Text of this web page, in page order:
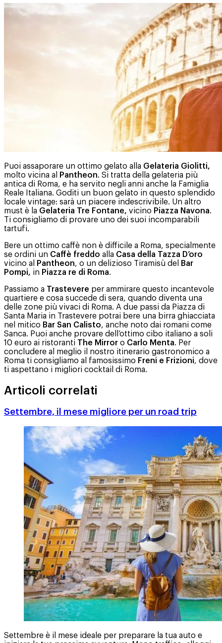
Puoi assaporare un ottimo gelato alla Gelateria Giolitti,
molto vicina al
Pantheon. Si tratta della gelateria più
antica di Roma, e ha servito negli anni anche la Famiglia
Reale Italiana. Goditi un buon gelato in questo splendido
locale vintage: sarà un piacere indescrivibile. Un altro
must è la Gelateria Tre Fontane, vicino Piazza Navona.
Ti consigliamo di provare uno dei suoi incomparabili
tartufi.
Bere un ottimo caffè non è difficile a Roma, specialmente
se ordini un Caffè freddo alla Casa della Tazza D’oro
vicino al
Pantheon, o un delizioso Tiramisù del
Bar
Pompi, in Piazza re di Roma.
Passiamo a Trastevere per ammirare questo incantevole
quartiere e cosa succede di sera, quando diventa una
delle zone più vivaci di Roma. A due passi da Piazza di
Santa Maria in Trastevere potrai bere una birra ghiacciata
nel mitico Bar San Calisto, anche noto dai romani come
Sanca. Puoi anche provare dell’ottimo cibo italiano a soli
10 euro ai ristoranti The Mirror o Carlo Menta. Per
concludere al meglio il nostro itinerario gastronomico a
Roma ti consigliamo al famosissimo Freni e Frizioni, dove
ti aspettano i migliori cocktail di Roma.
Articoli correlati
Settembre, il mese migliore per un road trip
Settembre è il mese ideale per preparare la tua auto e